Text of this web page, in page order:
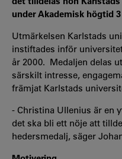
under Akademisk högtid
Utmärkelsen Karlstads
instiftades inför
år 2000. Medaljen delas
särskilt intresse,
främjat Karlstads
- Christina Ullenius är en
det ska bli ett nöje att
hedersmedalj, säger